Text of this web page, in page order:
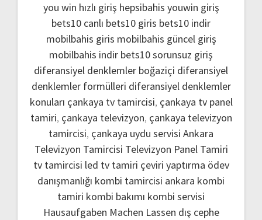
you win hızlı giriş hepsibahis youwin giriş
bets10 canlı bets10 giris bets10 indir
mobilbahis giris mobilbahis güncel giriş
mobilbahis indir bets10 sorunsuz giriş
diferansiyel denklemler boğaziçi diferansiyel
denklemler formülleri diferansiyel denklemler
konuları çankaya tv tamircisi, çankaya tv panel
tamiri, çankaya televizyon, çankaya televizyon
tamircisi, çankaya uydu servisi Ankara
Televizyon Tamircisi Televizyon Panel Tamiri
tv tamircisi led tv tamiri çeviri yaptırma ödev
danışmanlığı kombi tamircisi ankara kombi
tamiri kombi bakımı kombi servisi
Hausaufgaben Machen Lassen dış cephe